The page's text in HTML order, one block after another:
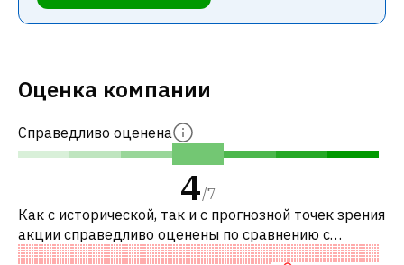
Оценка компании
Справедливо оценена
4/7
Как с исторической, так и с прогнозной точек зрения
акции справедливо оценены по сравнению с
аналогичными акциями. В частности, акция